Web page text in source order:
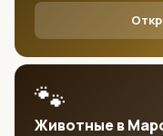
🐾
Животные в